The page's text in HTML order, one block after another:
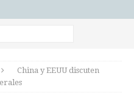
China y EEUU discuten